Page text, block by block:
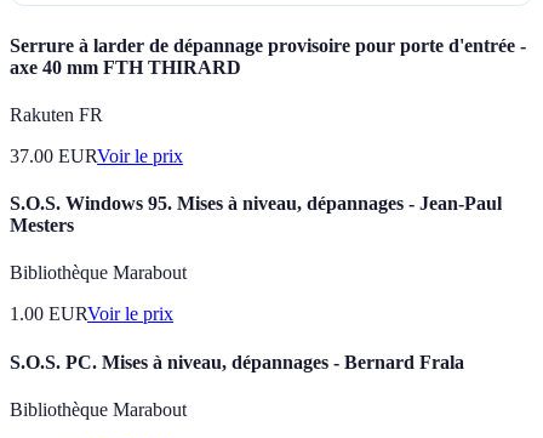
Serrure à larder de dépannage provisoire pour porte d'entrée -
axe 40 mm FTH THIRARD
Rakuten FR
37.00 EURVoir le prix
S.O.S. Windows 95. Mises à niveau, dépannages - Jean-Paul
Mesters
Bibliothèque Marabout
1.00 EURVoir le prix
S.O.S. PC. Mises à niveau, dépannages - Bernard Frala
Bibliothèque Marabout